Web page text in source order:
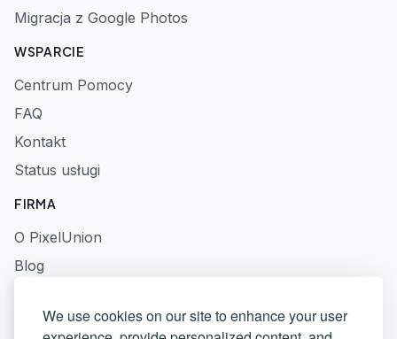
We use cookies on our site to enhance your user
Migracja z Google Photos
WSPARCIE
Centrum Pomocy
FAQ
Kontakt
Status usługi
FIRMA
O PixelUnion
Blog
Polityka prywatności